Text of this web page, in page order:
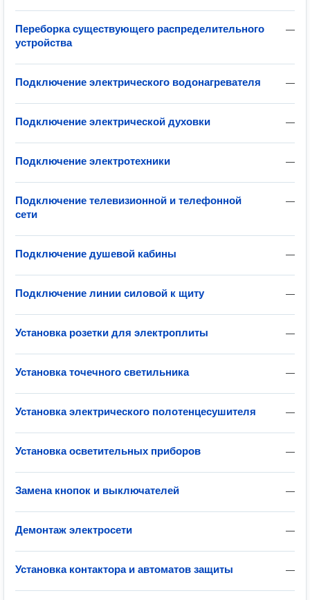
—
Переборка существующего распределительного
устройства
—
Подключение электрического водонагревателя
—
Подключение электрической духовки
—
Подключение электротехники
—
Подключение телевизионной и телефонной
сети
—
Подключение душевой кабины
—
Подключение линии силовой к щиту
—
Установка розетки для электроплиты
—
Установка точечного светильника
—
Установка электрического полотенцесушителя
—
Установка осветительных приборов
—
Замена кнопок и выключателей
—
Демонтаж электросети
—
Установка контактора и автоматов защиты